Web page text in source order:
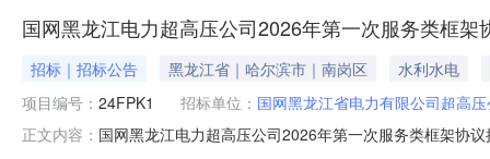
国网黑龙江电力超高压公司2026年第一次服务类框架
招标｜招标公告 黑龙江省｜哈尔滨市｜南岗区
水利水电
项目编号： 24FPK1 招标单位： 国网黑龙江省电力有限公司超高
正文内容： 国网黑龙江电力超高压公司2026年第一次服务类框架协